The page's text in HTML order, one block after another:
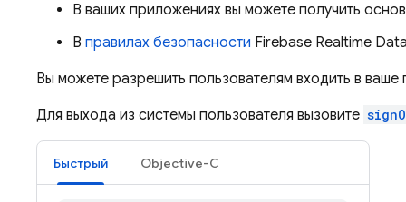
В ваших приложениях вы можете получить
В правилах безопасности Firebase Realtime
Вы можете разрешить пользователям входить в
Для выхода из системы пользователя вызовите
Быстрый Objective-C